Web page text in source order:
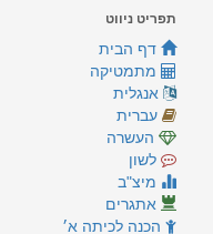
תפריט ניווט
דף הבית
מתמטיקה
אנגלית
עברית
העשרה
לשון
מיצ"ב
אתגרים
הכנה לכיתה א׳